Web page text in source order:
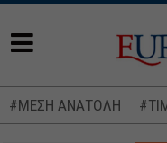
#ΜΕΣΗ ΑΝΑΤΟΛΗ